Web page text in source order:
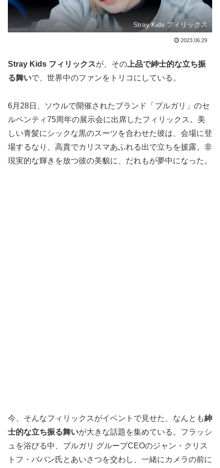
Stray Kids フィリックス
2023.06.29
Stray Kids フィリックスが、その 上品で紳士的な立ち振
る舞いで、世界中のファンをトリコにしている。
6月28日、ソウルで開催されたブランド「ブルガリ」のセ
ルペンティ75周年の展示会に出席したフィリックス。美
しい青髪にシックな黒のスーツを合わせた彼は、会場に登
場するなり、高貴でカリスマあふれる出で立ちを披露。非
現実的な輝きを放つ彼の美貌に、だれもが夢中になった。
今、そんなフィリックスがイベントで見せた、なんとも紳
士的な立ち振る舞いが大きな話題を集めている。フラッシ
ュを浴びる中、ブルガリ グループCEOのジャン・クリス
トフ・ババン氏とあいさつを交わし、一緒にカメラの前に